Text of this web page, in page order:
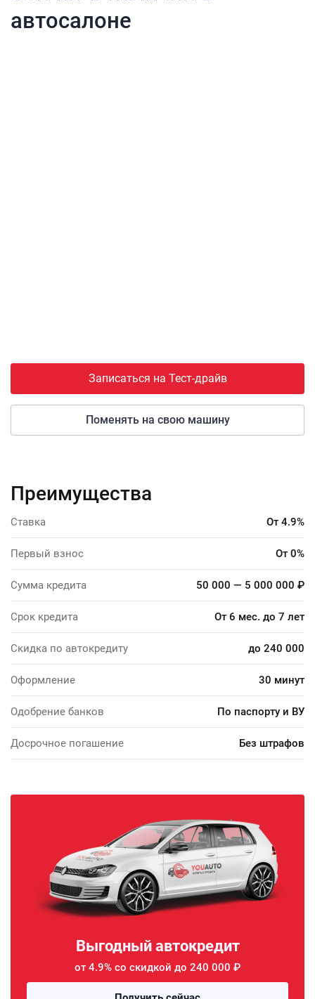
автосалоне
Записаться на Тест-драйв
Поменять на свою машину
Преимущества
Ставка От 4.9%
Первый взнос От 0%
Сумма кредита 50 000 — 5 000 000 ₽
Срок кредита От 6 мес. до 7 лет
Скидка по автокредиту до 240 000
Оформление 30 минут
Одобрение банков По паспорту и ВУ
Досрочное погашение Без штрафов
Выгодный автокредит
от 4.9% со скидкой до 240 000 ₽